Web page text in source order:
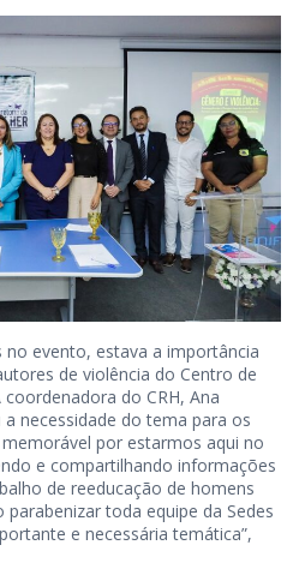
evento, estava a importância
de violência do Centro de
do CRH, Ana
necessidade do tema para os
por estarmos aqui no
e compartilhando informações
de reeducação de homens
toda equipe da Sedes
e necessária temática”,